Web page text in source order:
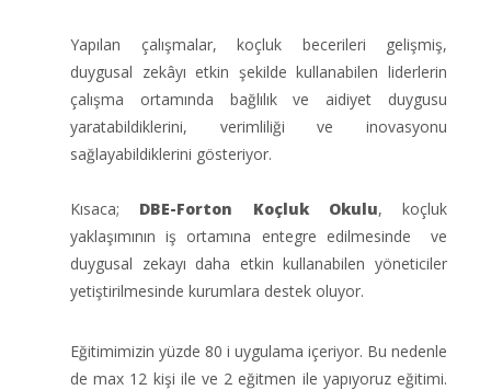
Yapılan çalışmalar, koçluk becerileri gelişmiş,
duygusal zekâyı etkin şekilde kullanabilen liderlerin
çalışma ortamında bağlılık ve aidiyet duygusu
yaratabildiklerini, verimliliği ve inovasyonu
sağlayabildiklerini gösteriyor.
Kısaca; DBE-Forton Koçluk Okulu, koçluk
yaklaşımının iş ortamına entegre edilmesinde ve
duygusal zekayı daha etkin kullanabilen yöneticiler
yetiştirilmesinde kurumlara destek oluyor.
Eğitimimizin yüzde 80 i uygulama içeriyor. Bu nedenle
de max 12 kişi ile ve 2 eğitmen ile yapıyoruz eğitimi.